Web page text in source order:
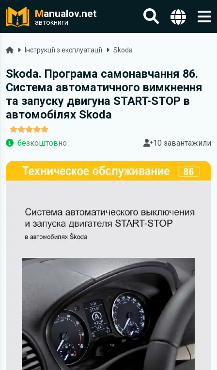
Manualov.net
автокниги
ГоловнаІнструкції з експлуатації Skoda
Skoda. Програма самонавчання 86.
Система автоматичного вимкнення
та запуску двигуна START-STOP в
автомобілях Skoda
безкоштовно 10 завантажили